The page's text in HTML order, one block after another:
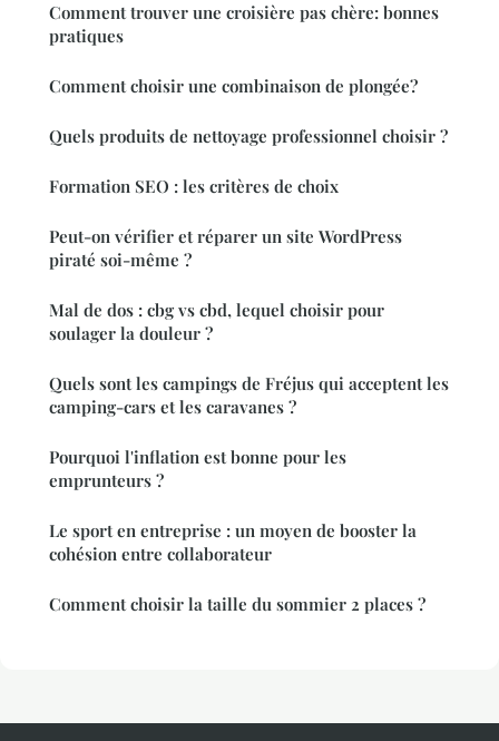
Comment trouver une croisière pas chère: bonnes
pratiques
Comment choisir une combinaison de plongée?
Quels produits de nettoyage professionnel choisir ?
Formation SEO : les critères de choix
Peut-on vérifier et réparer un site WordPress
piraté soi-même ?
Mal de dos : cbg vs cbd, lequel choisir pour
soulager la douleur ?
Quels sont les campings de Fréjus qui acceptent les
camping-cars et les caravanes ?
Pourquoi l'inflation est bonne pour les
emprunteurs ?
Le sport en entreprise : un moyen de booster la
cohésion entre collaborateur
Comment choisir la taille du sommier 2 places ?